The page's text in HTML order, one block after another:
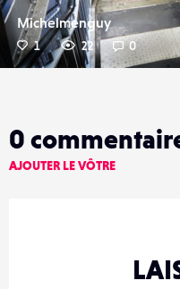
Michelmenguy
1 22 0
0
AJOUTER LE VÔTRE